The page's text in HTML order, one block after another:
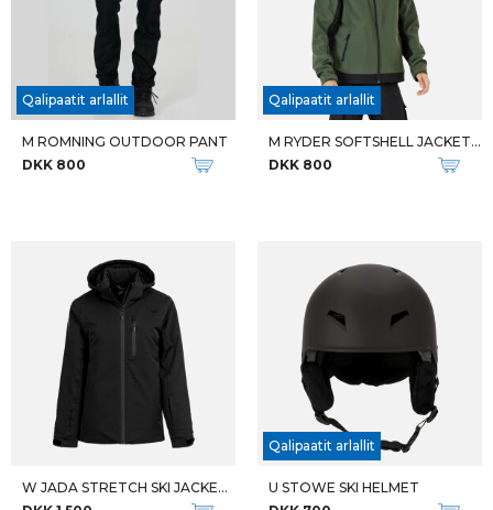
Qalipaatit arlallit
M ROMNING OUTDOOR PANT
DKK 800
Qalipaatit arlallit
M RYDER SOFTSHELL JACKET W-PRO
DKK 800
W JADA STRETCH SKI JACKET W-PR
Qalipaatit arlallit
U STOWE SKI HELMET